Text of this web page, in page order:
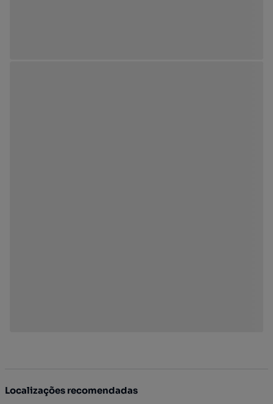
Localizações recomendadas